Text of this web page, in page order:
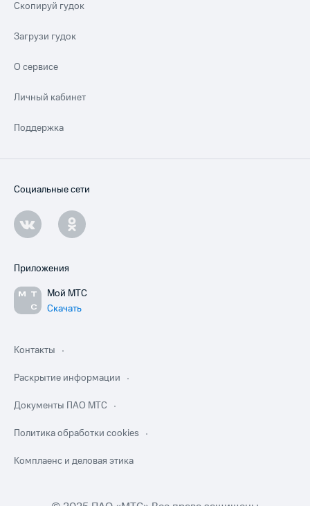
Скопируй гудок
Загрузи гудок
О сервисе
Личный кабинет
Поддержка
Социальные сети
Приложения
Мой МТС
Скачать
Контакты
Раскрытие информации
Документы ПАО МТС
Политика обработки cookies
Комплаенс и деловая этика